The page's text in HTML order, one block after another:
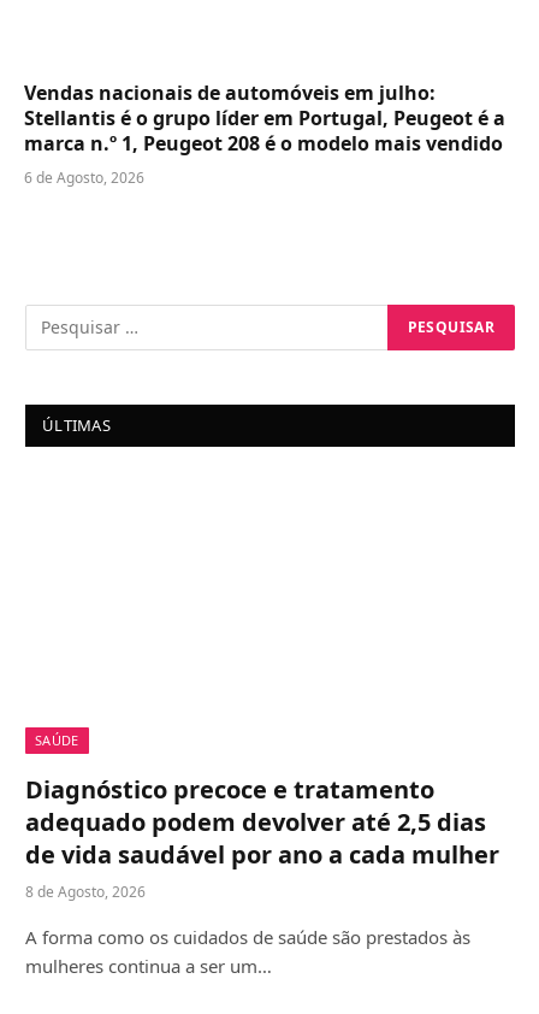
Vendas nacionais de automóveis em julho:
Stellantis é o grupo líder em Portugal, Peugeot é a
marca n.º 1, Peugeot 208 é o modelo mais vendido
6 de Agosto, 2026
ÚLTIMAS
SAÚDE
Diagnóstico precoce e tratamento
adequado podem devolver até 2,5 dias
de vida saudável por ano a cada mulher
8 de Agosto, 2026
A forma como os cuidados de saúde são prestados às
mulheres continua a ser um…